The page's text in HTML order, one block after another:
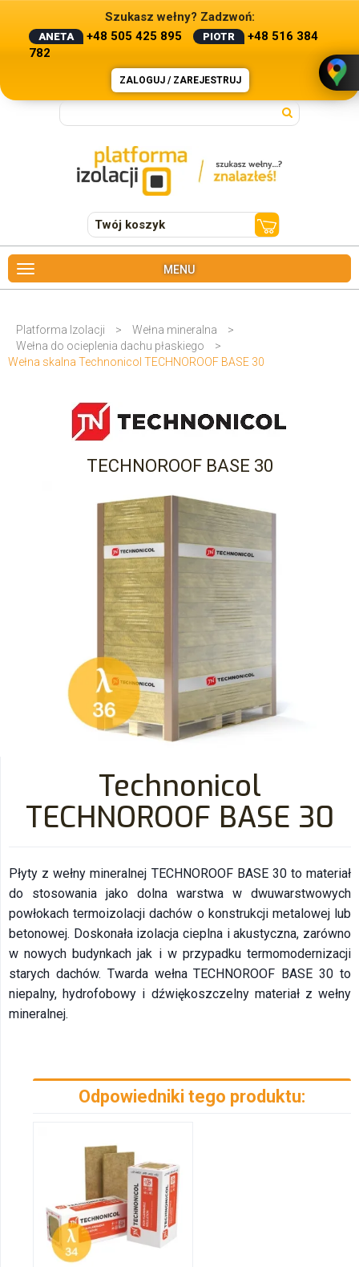
Szukasz wełny? Zadzwoń:
ANETA +48 505 425 895 PIOTR
+48 516 384
782
ZALOGUJ / ZAREJESTRUJ
Twój koszyk
MENU
Platforma Izolacji > Wełna mineralna
>
Wełna do ocieplenia dachu płaskiego
>
Wełna skalna Technonicol TECHNOROOF BASE 30
TECHNOROOF BASE 30
Technonicol
TECHNOROOF BASE 30
Płyty z wełny mineralnej TECHNOROOF BASE 30 to materiał
do stosowania jako dolna warstwa w dwuwarstwowych
powłokach termoizolacji dachów o konstrukcji metalowej lub
betonowej. Doskonała izolacja cieplna i akustyczna, zarówno
w nowych budynkach jak i w przypadku termomodernizacji
starych dachów. Twarda wełna TECHNOROOF BASE 30 to
niepalny, hydrofobowy i dźwiękoszczelny materiał z wełny
mineralnej.
Odpowiedniki tego produktu: